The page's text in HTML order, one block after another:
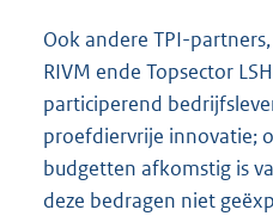
Ook andere TPI-
RIVM ende Topsector
participerend
proefdiervrije innovatie;
budgetten afkomstig is
deze bedragen niet